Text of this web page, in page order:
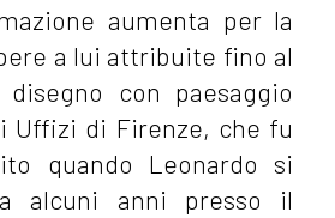
aumenta per la
a lui attribuite fino al
disegno con paesaggio
Uffizi di Firenze, che fu
quando Leonardo si
alcuni anni presso il